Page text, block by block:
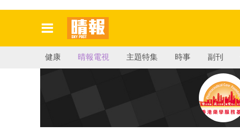
健康 晴報電視 主題特集 時事 副刊